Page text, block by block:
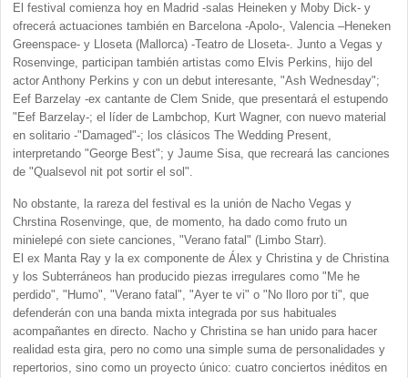
El festival comienza hoy en Madrid -salas Heineken y Moby Dick- y
ofrecerá actuaciones también en Barcelona -Apolo-, Valencia –Heneken
Greenspace- y Lloseta (Mallorca) -Teatro de Lloseta-. Junto a Vegas y
Rosenvinge, participan también artistas como Elvis Perkins, hijo del
actor Anthony Perkins y con un debut interesante, "Ash Wednesday";
Eef Barzelay -ex cantante de Clem Snide, que presentará el estupendo
"Eef Barzelay-; el líder de Lambchop, Kurt Wagner, con nuevo material
en solitario -"Damaged"-; los clásicos The Wedding Present,
interpretando "George Best"; y Jaume Sisa, que recreará las canciones
de "Qualsevol nit pot sortir el sol".
No obstante, la rareza del festival es la unión de Nacho Vegas y
Chrstina Rosenvinge, que, de momento, ha dado como fruto un
minielepé con siete canciones, "Verano fatal" (Limbo Starr).
El ex Manta Ray y la ex componente de Álex y Christina y de Christina
y los Subterráneos han producido piezas irregulares como "Me he
perdido", "Humo", "Verano fatal", "Ayer te vi" o "No lloro por ti", que
defenderán con una banda mixta integrada por sus habituales
acompañantes en directo. Nacho y Christina se han unido para hacer
realidad esta gira, pero no como una simple suma de personalidades y
repertorios, sino como un proyecto único: cuatro conciertos inéditos en